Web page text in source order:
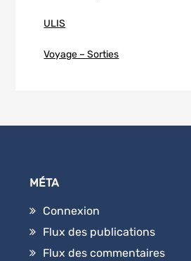
ULIS
Voyage – Sorties
MÉTA
Connexion
Flux des publications
Flux des commentaires